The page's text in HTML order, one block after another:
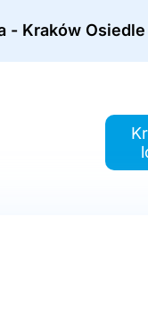
- Kraków